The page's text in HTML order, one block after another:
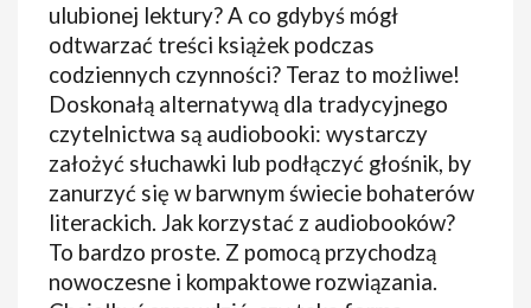
ulubionej lektury? A co gdybyś mógł
odtwarzać treści książek podczas
codziennych czynności? Teraz to możliwe!
Doskonałą alternatywą dla tradycyjnego
czytelnictwa są audiobooki: wystarczy
założyć słuchawki lub podłączyć głośnik, by
zanurzyć się w barwnym świecie bohaterów
literackich. Jak korzystać z audiobooków?
To bardzo proste. Z pomocą przychodzą
nowoczesne i kompaktowe rozwiązania.